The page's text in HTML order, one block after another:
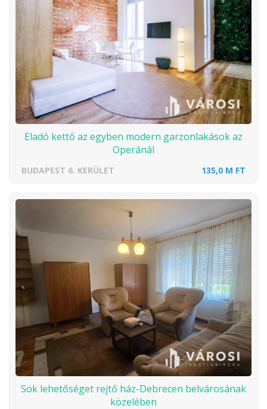
Eladó kettő az egyben modern garzonlakások az
Operánál
BUDAPEST 6. KERÜLET 135,0 M FT
Sok lehetőséget rejtő ház-Debrecen belvárosának
közelében